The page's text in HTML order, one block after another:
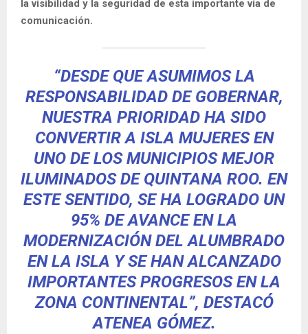
la visibilidad y la seguridad de esta importante vía de
comunicación.
“DESDE QUE ASUMIMOS LA
RESPONSABILIDAD DE GOBERNAR,
NUESTRA PRIORIDAD HA SIDO
CONVERTIR A ISLA MUJERES EN
UNO DE LOS MUNICIPIOS MEJOR
ILUMINADOS DE QUINTANA ROO. EN
ESTE SENTIDO, SE HA LOGRADO UN
95% DE AVANCE EN LA
MODERNIZACIÓN DEL ALUMBRADO
EN LA ISLA Y SE HAN ALCANZADO
IMPORTANTES PROGRESOS EN LA
ZONA CONTINENTAL”, DESTACÓ
ATENEA GÓMEZ.